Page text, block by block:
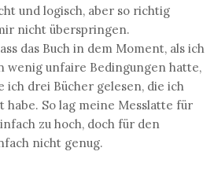
und logisch, aber so richtig
nicht überspringen.
das Buch in dem Moment, als ich
wenig unfaire Bedingungen hatte,
drei Bücher gelesen, die ich
habe. So lag meine Messlatte für
zu hoch, doch für den
nicht genug.